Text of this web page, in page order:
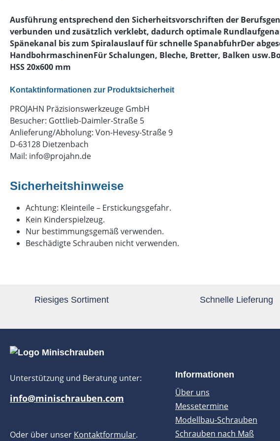
Ausführung entsprechend den Sicherheitsvorschriften der
verbunden und zusätzlich verklebt, dadurch optimale
Spänekanal bis zum Spiralauslauf für schnelle SpanabfuhrDer
HandbohrmaschinenFür Schalungen, Bleche, Bretter, Balken
HSS 20x600 mm
Kontaktinformationen zur Produktsicherheit
PROJAHN Präzisionswerkzeuge GmbH
Besucher: Gottlieb-Daimler-Straße 5
Anlieferung/Abholung: Von-Hevesy-Straße 9
D-63128 Dietzenbach
Mail: info@projahn.de
Sicherheitshinweise
Achtung: Kleinteile – Erstickungsgefahr.
Kein Kinderspielzeug.
Nur bestimmungsgemäß verwenden.
Beschädigte Schrauben nicht verwenden.
Riesiges Sortiment Schnelle Lieferung
Unterstützung und Beratung unter:
info@minischrauben.com
Oder über unser Kontaktformular.
Informationen
Über uns
Messetermine
Modellbau-Schrauben
Schrauben nach Maß